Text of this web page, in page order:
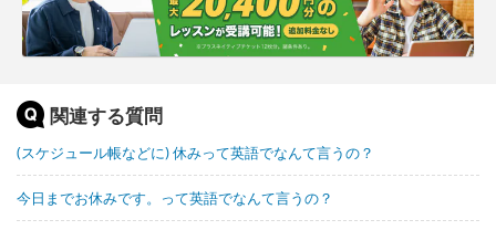
関連する質問
(スケジュール帳などに) 休みって英語でなんて言うの？
今日までお休みです。って英語でなんて言うの？